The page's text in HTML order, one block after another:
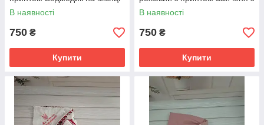
В наявності
750 ₴
Купити
букетом
В наявності
750 ₴
Купити